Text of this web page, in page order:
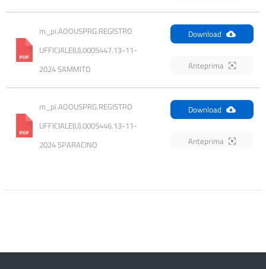
m_pi.AOOUSPRG.REGISTRO
UFFICIALE(U).0005447.13-11-
2024 SAMMITO
Download
Anteprima
m_pi.AOOUSPRG.REGISTRO
UFFICIALE(U).0005446.13-11-
2024 SPARACINO
Download
Anteprima